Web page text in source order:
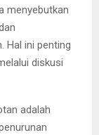
menyebutkan
Hal ini penting
diskusi
adalah